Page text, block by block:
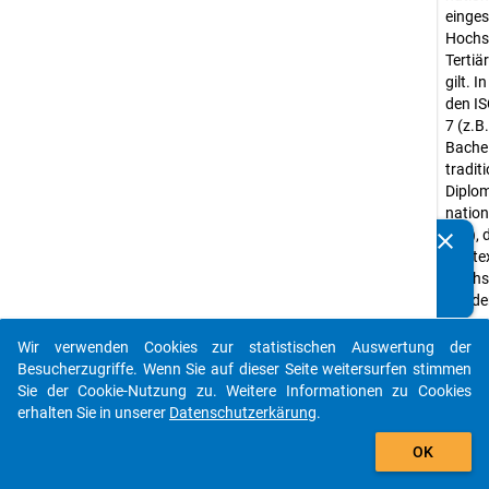
gilt. In
den
7
etc.),
clear
auto_stories
add_shopping_cart
Wir verwenden Cookies zur statistischen Auswertung der
Besucherzugriffe. Wenn Sie auf dieser Seite weitersurfen stimmen
Sie der Cookie-Nutzung zu. Weitere Informationen zu Cookies
erhalten Sie in unserer Datenschutzerkärung.
OK